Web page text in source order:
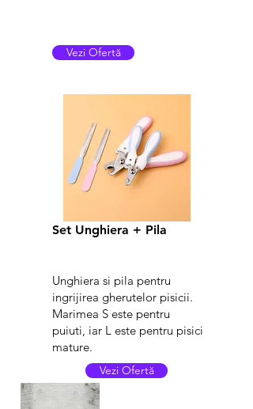
Vezi Ofertă
Set Unghiera + Pila
Unghiera si pila pentru
ingrijirea gherutelor pisicii.
Marimea S este pentru
puiuti, iar L este pentru pisici
mature.
Vezi Ofertă